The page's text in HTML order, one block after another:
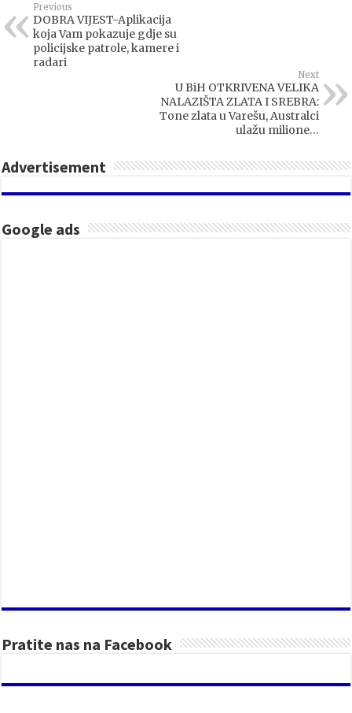
Previous
DOBRA VIJEST-Aplikacija
koja Vam pokazuje gdje su
policijske patrole, kamere i
radari
Next
U BiH OTKRIVENA VELIKA
NALAZIŠTA ZLATA I SREBRA:
Tone zlata u Varešu, Australci
ulažu milione…
Advertisement
Google ads
Pratite nas na Facebook